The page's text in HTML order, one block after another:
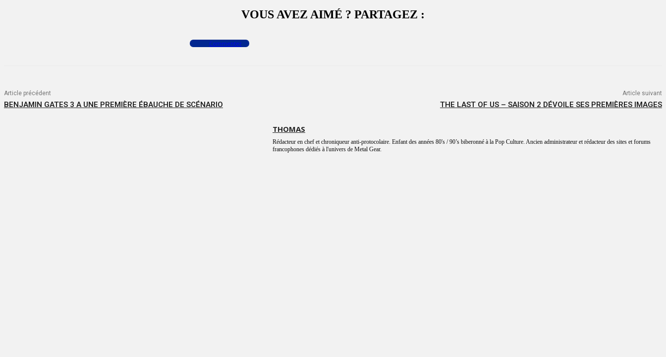
VOUS AVEZ AIMÉ ? PARTAGEZ :
Commenter
Article précédent
BENJAMIN GATES 3 A UNE PREMIÈRE ÉBAUCHE DE SCÉNARIO
Article suivant
THE LAST OF US – SAISON 2 DÉVOILE SES PREMIÈRES IMAGES
THOMAS
Rédacteur en chef et chroniqueur anti-protocolaire. Enfant des années 80's / 90’s biberonné à la Pop Culture. Ancien administrateur et rédacteur des sites et forums
francophones dédiés à l'univers de Metal Gear.